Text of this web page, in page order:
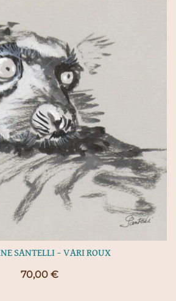
SANTELLI – VARI ROUX
70,00 €